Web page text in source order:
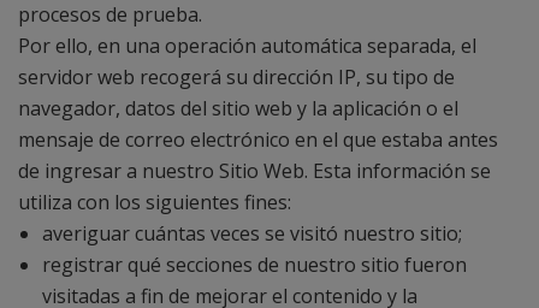
procesos de prueba.
Por ello, en una operación automática separada, el
servidor web recogerá su dirección IP, su tipo de
navegador, datos del sitio web y la aplicación o el
mensaje de correo electrónico en el que estaba antes
de ingresar a nuestro Sitio Web. Esta información se
utiliza con los siguientes fines:
averiguar cuántas veces se visitó nuestro sitio;
registrar qué secciones de nuestro sitio fueron
visitadas a fin de mejorar el contenido y la